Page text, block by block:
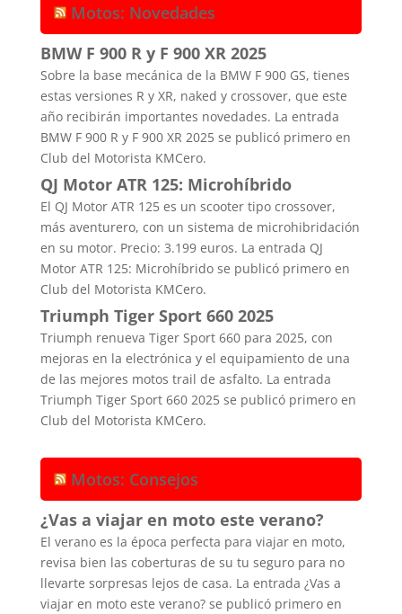
Motos: Novedades
BMW F 900 R y F 900 XR 2025
Sobre la base mecánica de la BMW F 900 GS, tienes
estas versiones R y XR, naked y crossover, que este
año recibirán importantes novedades. La entrada
BMW F 900 R y F 900 XR 2025 se publicó primero en
Club del Motorista KMCero.
QJ Motor ATR 125: Microhíbrido
El QJ Motor ATR 125 es un scooter tipo crossover,
más aventurero, con un sistema de microhibridación
en su motor. Precio: 3.199 euros. La entrada QJ
Motor ATR 125: Microhíbrido se publicó primero en
Club del Motorista KMCero.
Triumph Tiger Sport 660 2025
Triumph renueva Tiger Sport 660 para 2025, con
mejoras en la electrónica y el equipamiento de una
de las mejores motos trail de asfalto. La entrada
Triumph Tiger Sport 660 2025 se publicó primero en
Club del Motorista KMCero.
Motos: Consejos
¿Vas a viajar en moto este verano?
El verano es la época perfecta para viajar en moto,
revisa bien las coberturas de su tu seguro para no
llevarte sorpresas lejos de casa. La entrada ¿Vas a
viajar en moto este verano? se publicó primero en